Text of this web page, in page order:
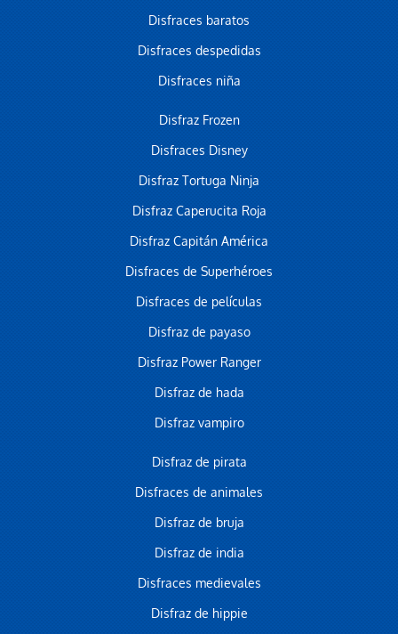
Disfraces baratos
Disfraces despedidas
Disfraces niña
Disfraz Frozen
Disfraces Disney
Disfraz Tortuga Ninja
Disfraz Caperucita Roja
Disfraz Capitán América
Disfraces de Superhéroes
Disfraces de películas
Disfraz de payaso
Disfraz Power Ranger
Disfraz de hada
Disfraz vampiro
Disfraz de pirata
Disfraces de animales
Disfraz de bruja
Disfraz de india
Disfraces medievales
Disfraz de hippie